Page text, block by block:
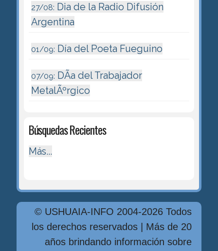
27/08: Dia de la Radio Difusión
Argentina
01/09: Día del Poeta Fueguino
07/09: DÃ­a del Trabajador
MetalÃºrgico
Búsquedas Recientes
Más...
© USHUAIA-INFO 2004-2026 Todos
los derechos reservados | Más de 20
años brindando información sobre